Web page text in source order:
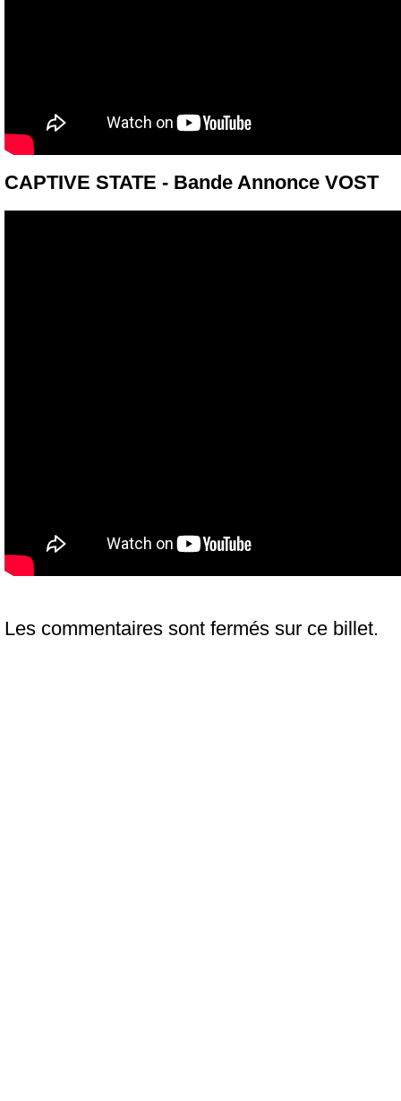
CAPTIVE STATE - Bande Annonce VOST
Les commentaires sont fermés sur ce billet.